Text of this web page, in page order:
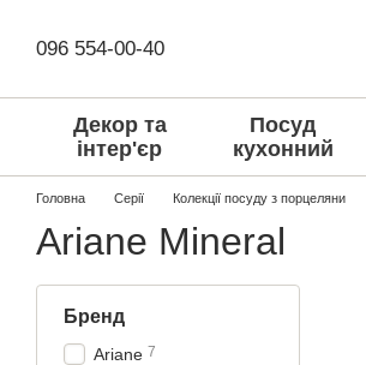
096 554-00-40
Декор та
інтер'єр
Посуд
кухонний
Головна Серії Колекції посуду з порцеляни
Ariane Mineral
Бренд
Ariane 7